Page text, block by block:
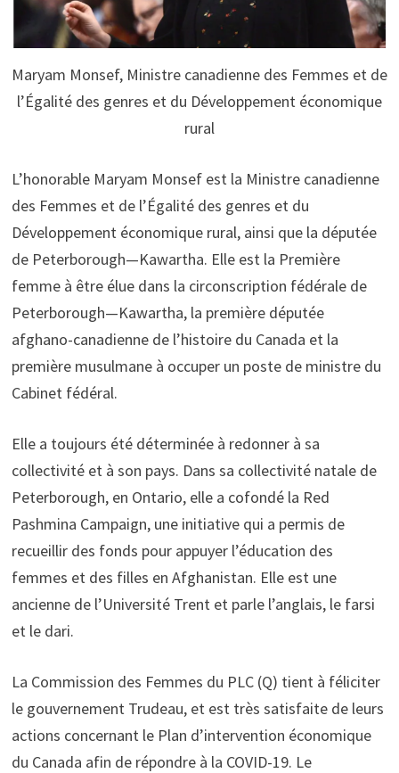
Maryam Monsef, Ministre canadienne des Femmes et de
l’Égalité des genres et du Développement économique
rural
L’honorable Maryam Monsef est la Ministre canadienne
des Femmes et de l’Égalité des genres et du
Développement économique rural, ainsi que la députée
de Peterborough—Kawartha. Elle est la Première
femme à être élue dans la circonscription fédérale de
Peterborough—Kawartha, la première députée
afghano-canadienne de l’histoire du Canada et la
première musulmane à occuper un poste de ministre du
Cabinet fédéral.
Elle a toujours été déterminée à redonner à sa
collectivité et à son pays. Dans sa collectivité natale de
Peterborough, en Ontario, elle a cofondé la Red
Pashmina Campaign, une initiative qui a permis de
recueillir des fonds pour appuyer l’éducation des
femmes et des filles en Afghanistan. Elle est une
ancienne de l’Université Trent et parle l’anglais, le farsi
et le dari.
La Commission des Femmes du PLC (Q) tient à féliciter
le gouvernement Trudeau, et est très satisfaite de leurs
actions concernant le Plan d’intervention économique
du Canada afin de répondre à la COVID-19. Le